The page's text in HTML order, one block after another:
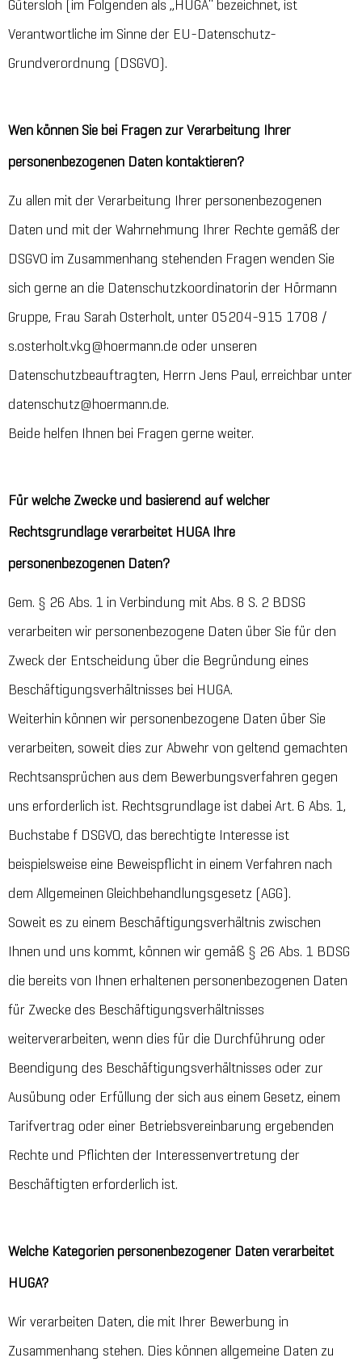
Gütersloh (im Folgenden als „HUGA“ bezeichnet, ist
Verantwortliche im Sinne der EU-Datenschutz-
Grundverordnung (DSGVO).
Wen können Sie bei Fragen zur Verarbeitung Ihrer
personenbezogenen Daten kontaktieren?
Zu allen mit der Verarbeitung Ihrer personenbezogenen
Daten und mit der Wahrnehmung Ihrer Rechte gemäß der
DSGVO im Zusammenhang stehenden Fragen wenden Sie
sich gerne an die Datenschutzkoordinatorin der Hörmann
Gruppe, Frau Sarah Osterholt, unter 05204-915 1708 /
s.osterholt.vkg@hoermann.de oder unseren
Datenschutzbeauftragten, Herrn Jens Paul, erreichbar unter
datenschutz@hoermann.de.
Beide helfen Ihnen bei Fragen gerne weiter.
Für welche Zwecke und basierend auf welcher
Rechtsgrundlage verarbeitet HUGA Ihre
personenbezogenen Daten?
Gem. § 26 Abs. 1 in Verbindung mit Abs. 8 S. 2 BDSG
verarbeiten wir personenbezogene Daten über Sie für den
Zweck der Entscheidung über die Begründung eines
Beschäftigungsverhältnisses bei HUGA.
Weiterhin können wir personenbezogene Daten über Sie
verarbeiten, soweit dies zur Abwehr von geltend gemachten
Rechtsansprüchen aus dem Bewerbungsverfahren gegen
uns erforderlich ist. Rechtsgrundlage ist dabei Art. 6 Abs. 1,
Buchstabe f DSGVO, das berechtigte Interesse ist
beispielsweise eine Beweispflicht in einem Verfahren nach
dem Allgemeinen Gleichbehandlungsgesetz (AGG).
Soweit es zu einem Beschäftigungsverhältnis zwischen
Ihnen und uns kommt, können wir gemäß § 26 Abs. 1 BDSG
die bereits von Ihnen erhaltenen personenbezogenen Daten
für Zwecke des Beschäftigungsverhältnisses
weiterverarbeiten, wenn dies für die Durchführung oder
Beendigung des Beschäftigungsverhältnisses oder zur
Ausübung oder Erfüllung der sich aus einem Gesetz, einem
Tarifvertrag oder einer Betriebsvereinbarung ergebenden
Rechte und Pflichten der Interessenvertretung der
Beschäftigten erforderlich ist.
Welche Kategorien personenbezogener Daten verarbeitet
HUGA?
Wir verarbeiten Daten, die mit Ihrer Bewerbung in
Zusammenhang stehen. Dies können allgemeine Daten zu